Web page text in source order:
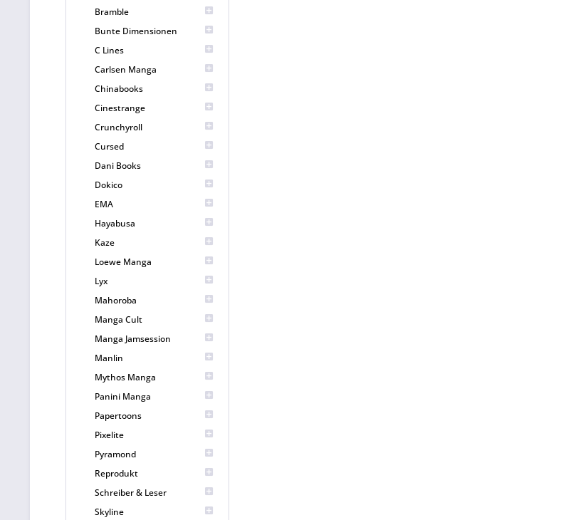
Bramble
Bunte Dimensionen
C Lines
Carlsen Manga
Chinabooks
Cinestrange
Crunchyroll
Cursed
Dani Books
Dokico
EMA
Hayabusa
Kaze
Loewe Manga
Lyx
Mahoroba
Manga Cult
Manga Jamsession
Manlin
Mythos Manga
Panini Manga
Papertoons
Pixelite
Pyramond
Reprodukt
Schreiber & Leser
Skyline